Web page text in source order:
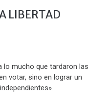
LIBERTAD
lo mucho que tardaron las
votar, sino en lograr un